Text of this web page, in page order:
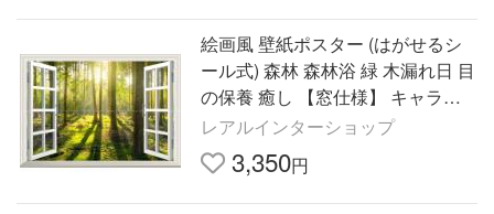
絵画風 壁紙ポスター (はがせるシ
ール式) 森林 森林浴 緑 木漏れ日 目
の保養 癒し 【窓仕様】 キャラク
ロ SNR-003MA2(A2版 594mm×42
0mm)＜日本製＞
レアルインターショップ
3,350円